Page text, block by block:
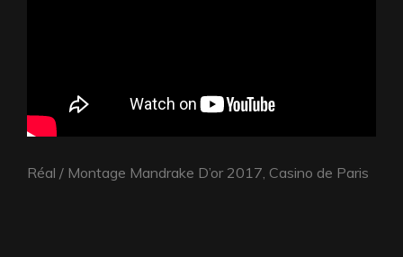
Réal / Montage Mandrake D’or 2017, Casino de Paris